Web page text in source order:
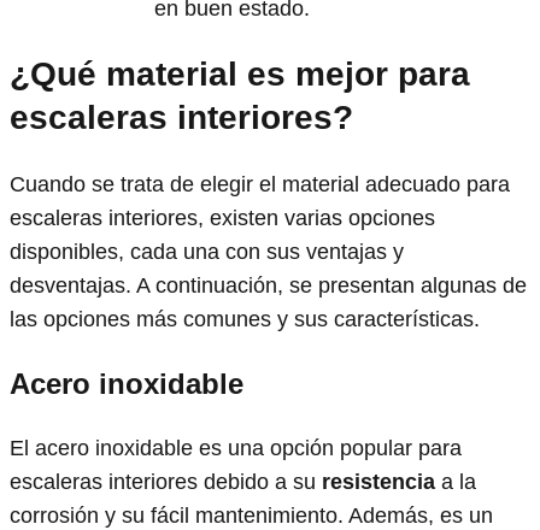
en buen estado.
¿Qué material es mejor para
escaleras interiores?
Cuando se trata de elegir el material adecuado para
escaleras interiores, existen varias opciones
disponibles, cada una con sus ventajas y
desventajas. A continuación, se presentan algunas de
las opciones más comunes y sus características.
Acero inoxidable
El acero inoxidable es una opción popular para
escaleras interiores debido a su resistencia a la
corrosión y su fácil mantenimiento. Además, es un